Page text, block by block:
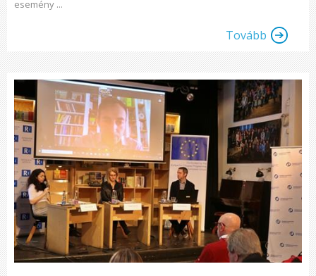
esemény ...
Tovább